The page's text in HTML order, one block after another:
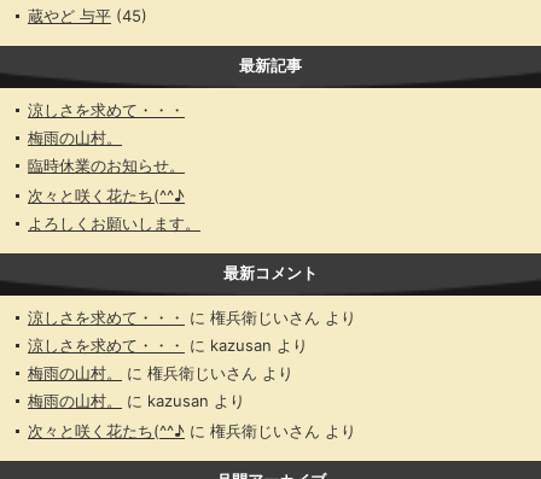
蔵やど 与平 (45)
最新記事
涼しさを求めて・・・
梅雨の山村。
臨時休業のお知らせ。
次々と咲く花たち(^^♪
よろしくお願いします。
最新コメント
涼しさを求めて・・・ に 権兵衛じいさん より
涼しさを求めて・・・
に kazusan より
梅雨の山村。
に 権兵衛じいさん より
梅雨の山村。
に kazusan より
次々と咲く花たち(^^♪ に 権兵衛じいさん より